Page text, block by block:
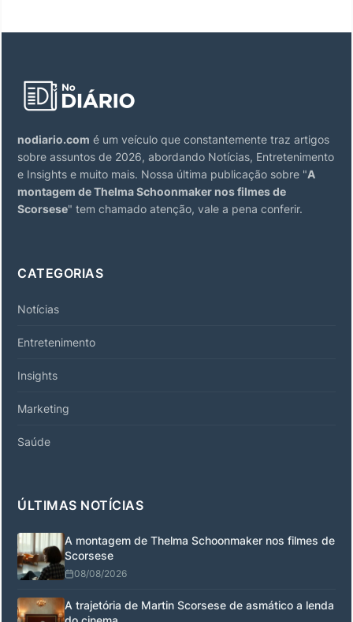
nodiario.com é um veículo que constantemente traz artigos
sobre assuntos de 2026, abordando Notícias, Entretenimento
e Insights e muito mais. Nossa última publicação sobre "A
montagem de Thelma Schoonmaker nos filmes de
Scorsese" tem chamado atenção, vale a pena conferir.
CATEGORIAS
Notícias
Entretenimento
Insights
Marketing
Saúde
ÚLTIMAS NOTÍCIAS
A montagem de Thelma Schoonmaker nos filmes de
Scorsese
08/08/2026
A trajetória de Martin Scorsese de asmático a lenda